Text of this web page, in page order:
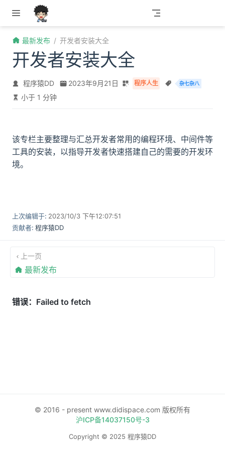
跳至主要內容
最新发布 开发者安装大全
开发者安装大全
程序猿DD 2023年9月21日 程序人生 杂七杂八
小于 1 分钟
该专栏主要整理与汇总开发者常用的编程环境、中间件等
工具的安装，以指导开发者快速搭建自己的需要的开发环
境。
上次编辑于: 2023/10/3 下午12:07:51
贡献者: 程序猿DD
上一页
最新发布
© 2016 - present www.didispace.com 版权所有
沪ICP备14037150号-3
Copyright © 2025 程序猿DD